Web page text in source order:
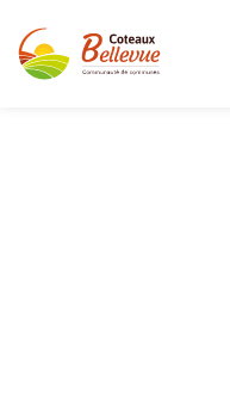
SE DIVERTIR